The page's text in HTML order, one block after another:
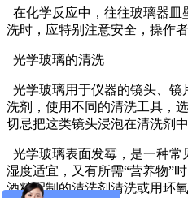
在化学反应中，往往玻璃器
洗时，应特别注意安全，操作
光学玻璃的清洗
光学玻璃用于仪器的镜头、
洗剂，使用不同的清洗工具，
切忌把这类镜头浸泡在清洗剂
光学玻璃表面发霉，是一种常
湿度适宜，又有所需“营养物”
酒精配制的清洗剂清洗或用环